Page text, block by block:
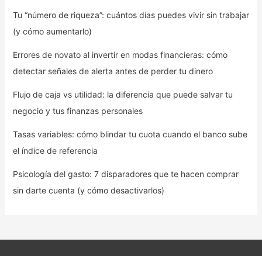
Tu “número de riqueza”: cuántos días puedes vivir sin trabajar
(y cómo aumentarlo)
Errores de novato al invertir en modas financieras: cómo
detectar señales de alerta antes de perder tu dinero
Flujo de caja vs utilidad: la diferencia que puede salvar tu
negocio y tus finanzas personales
Tasas variables: cómo blindar tu cuota cuando el banco sube
el índice de referencia
Psicología del gasto: 7 disparadores que te hacen comprar
sin darte cuenta (y cómo desactivarlos)